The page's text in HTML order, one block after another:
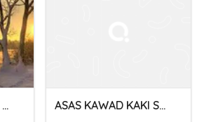
Oregelbundna Och Starka Verb, Inne 5 S. 92 ASAS KAWAD KAKI STATIK